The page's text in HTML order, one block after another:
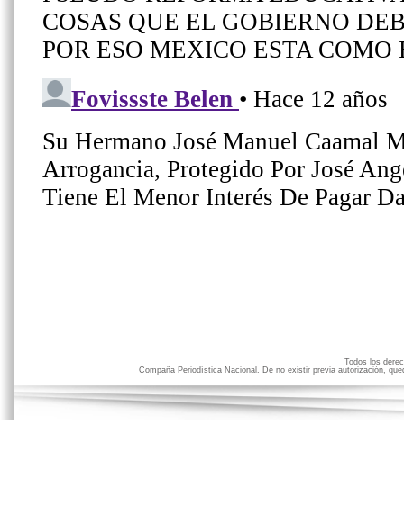
Todos los
Compaña Periodística Nacional. De no existir previa autorización,